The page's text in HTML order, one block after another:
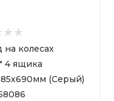
на колесах
4 ящика
(Серый)